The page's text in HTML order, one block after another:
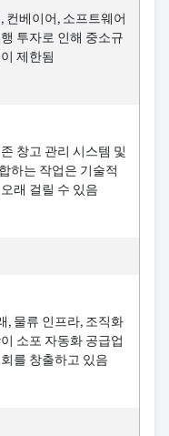
컨베이어, 소프트웨어
투자로 인해 중소규
제한됨
창고 관리 시스템 및
하는 작업은 기술적
래 걸릴 수 있음
, 물류 인프라, 조직화
소포 자동화 공급업
를 창출하고 있음